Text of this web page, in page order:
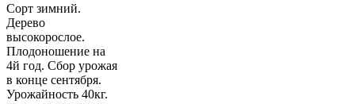
Сорт зимний.
Дерево
высокорослое.
Плодоношение на
4й год. Сбор урожая
в конце сентября.
Урожайность 40кг.